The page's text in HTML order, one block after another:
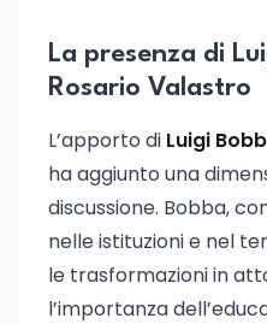
La presenza di
Rosario Valastro
L’apporto di Luigi
ha aggiunto una
discussione. Bobba,
nelle istituzioni e nel
le trasformazioni in
l’importanza